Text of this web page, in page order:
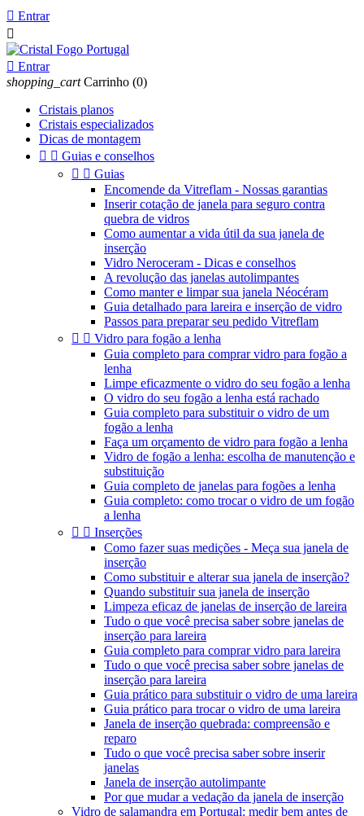
 Entrar

 Entrar
shopping_cart Carrinho (0)
Cristais planos
Cristais especializados
Dicas de montagem
  Guias e conselhos
  Guias
Encomende da Vitreflam - Nossas garantias
Inserir cotação de janela para seguro contra
quebra de vidros
Como aumentar a vida útil da sua janela de
inserção
Vidro Neroceram - Dicas e conselhos
A revolução das janelas autolimpantes
Como manter e limpar sua janela Néocéram
Guia detalhado para lareira e inserção de vidro
Passos para preparar seu pedido Vitreflam
  Vidro para fogão a lenha
Guia completo para comprar vidro para fogão a
lenha
Limpe eficazmente o vidro do seu fogão a lenha
O vidro do seu fogão a lenha está rachado
Guia completo para substituir o vidro de um
fogão a lenha
Faça um orçamento de vidro para fogão a lenha
Vidro de fogão a lenha: escolha de manutenção e
substituição
Guia completo de janelas para fogões a lenha
Guia completo: como trocar o vidro de um fogão
a lenha
  Inserções
Como fazer suas medições - Meça sua janela de
inserção
Como substituir e alterar sua janela de inserção?
Quando substituir sua janela de inserção
Limpeza eficaz de janelas de inserção de lareira
Tudo o que você precisa saber sobre janelas de
inserção para lareira
Guia completo para comprar vidro para lareira
Tudo o que você precisa saber sobre janelas de
inserção para lareira
Guia prático para substituir o vidro de uma lareira
Guia prático para trocar o vidro de uma lareira
Janela de inserção quebrada: compreensão e
reparo
Tudo o que você precisa saber sobre inserir
janelas
Janela de inserção autolimpante
Por que mudar a vedação da janela de inserção
Vidro de salamandra em Portugal: medir bem antes de